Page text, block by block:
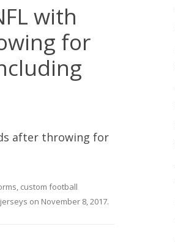
with
for
after throwing for
, custom football
on November 8, 2017.